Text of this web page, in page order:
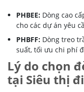
PHBEE: Dòng cao
cho các dự án yêu
PHBFF: Dòng treo
suất, tối ưu chi phí
Lý do chọn
tại Siêu thị